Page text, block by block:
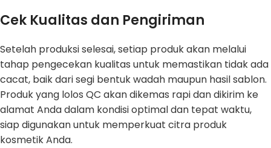
Cek Kualitas dan Pengiriman
Setelah produksi selesai, setiap produk akan melalui
tahap pengecekan kualitas untuk memastikan tidak ada
cacat, baik dari segi bentuk wadah maupun hasil sablon.
Produk yang lolos QC akan dikemas rapi dan dikirim ke
alamat Anda dalam kondisi optimal dan tepat waktu,
siap digunakan untuk memperkuat citra produk
kosmetik Anda.